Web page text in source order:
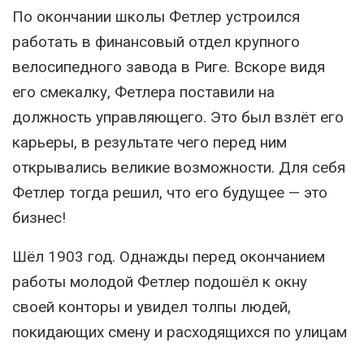
По окончании школы Фетлер устроился
работать в финансовый отдел крупного
велосипедного завода в Риге. Вскоре видя
его смекалку, Фетлера поставили на
должность управляющего. Это был взлёт его
карьеры, в результате чего перед ним
открывались великие возможности. Для себя
Фетлер тогда решил, что его будущее — это
бизнес!
Шёл 1903 год. Однажды перед окончанием
работы молодой Фетлер подошёл к окну
своей конторы и увидел толпы людей,
покидающих смену и расходящихся по улицам